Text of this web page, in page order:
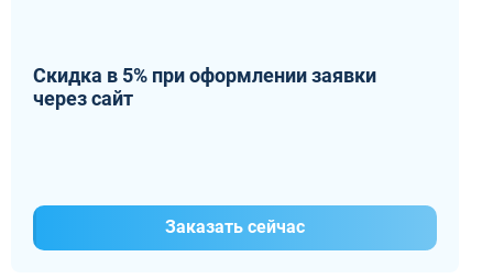
Скидка в 5% при оформлении заявки
через сайт
Заказать сейчас